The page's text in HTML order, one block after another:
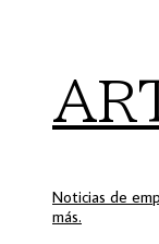
Noticias de
más.